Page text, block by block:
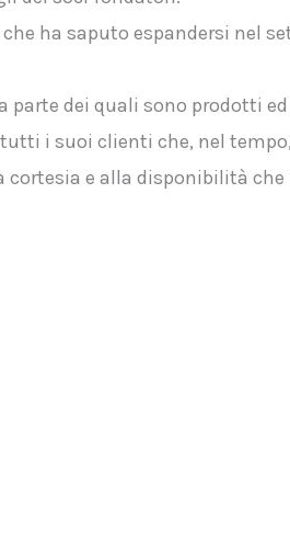
ha saputo espandersi nel
parte dei quali sono prodotti
i suoi clienti che, nel
cortesia e alla disponibilità